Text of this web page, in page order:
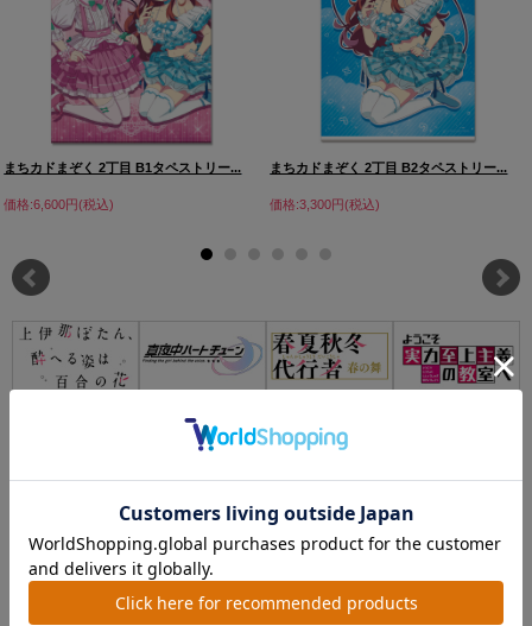
まちカドまぞく 2丁目 B1タペストリー...
価格:6,600円(税込)
まちカドまぞく 2丁目 B2タペストリー...
価格:3,300円(税込)